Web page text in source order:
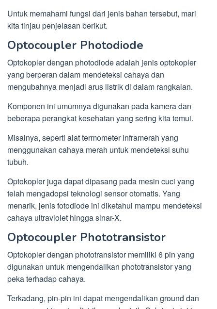
Untuk memahami fungsi dari jenis bahan tersebut, mari
kita tinjau penjelasan berikut.
Optocoupler Photodiode
Optokopler dengan photodiode adalah jenis optokopler
yang berperan dalam mendeteksi cahaya dan
mengubahnya menjadi arus listrik di dalam rangkaian.
Komponen ini umumnya digunakan pada kamera dan
beberapa perangkat kesehatan yang sering kita temui.
Misalnya, seperti alat termometer inframerah yang
menggunakan cahaya merah untuk mendeteksi suhu
tubuh.
Optokopler juga dapat dipasang pada mesin cuci yang
telah mengadopsi teknologi sensor otomatis. Yang
menarik, jenis fotodiode ini diketahui mampu mendeteksi
cahaya ultraviolet hingga sinar-X.
Optocoupler Phototransistor
Optokopler dengan phototransistor memiliki 6 pin yang
digunakan untuk mengendalikan phototransistor yang
peka terhadap cahaya.
Terkadang, pin-pin ini dapat mengendalikan ground dan